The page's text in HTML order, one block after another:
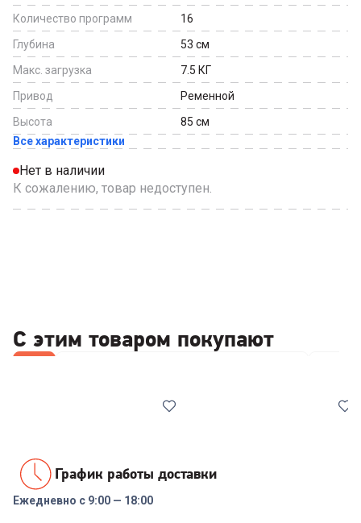
Количество программ
16
Глубина
53 см
Макс. загрузка
7.5 КГ
Привод
Ременной
Высота
85 см
Все характеристики
Нет в наличии
К сожалению, товар недоступен.
С этим товаром покупают
График работы доставки
Ежедневно с 9:00 — 18:00